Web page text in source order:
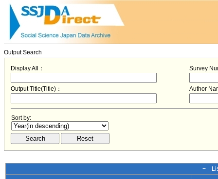
Output Search
Display All： Survey
Output Title(Title)： Author
Sort by:
−